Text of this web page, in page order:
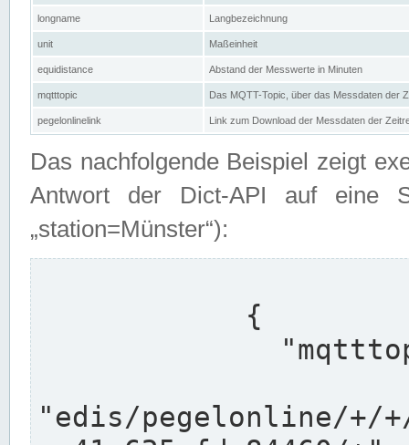
longname Langbezeichnung
unit Maßeinheit
equidistance Abstand der Messwerte in Minuten
mqtttopic Das MQTT-Topic, über das Messdaten der
pegelonlinelink Link zum Download der Messdaten der
Das nachfolgende Beispiel zeigt
Antwort der Dict-API auf eine
„station=Münster“):
"edis/pegelonline/+/